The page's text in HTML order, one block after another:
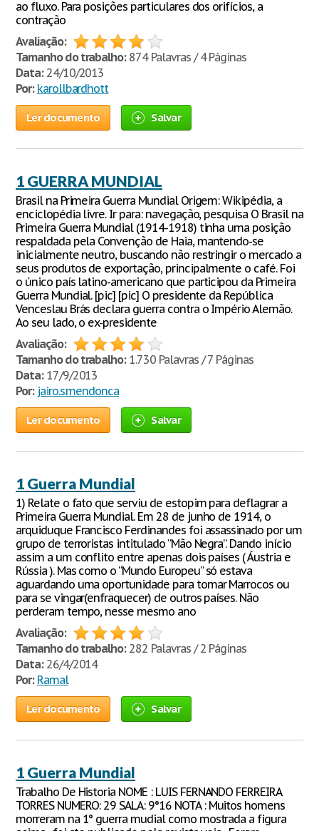
ao fluxo. Para posições particulares dos orifícios, a
contração
Avaliação:
Tamanho do trabalho:874 Palavras / 4 Páginas
Data:24/10/2013
Por: karollbardhott
Ler documento Salvar
1 GUERRA MUNDIAL
Brasil na Primeira Guerra Mundial Origem: Wikipédia, a
enciclopédia livre. Ir para: navegação, pesquisa O Brasil na
Primeira Guerra Mundial (1914-1918) tinha uma posição
respaldada pela Convenção de Haia, mantendo-se
inicialmente neutro, buscando não restringir o mercado a
seus produtos de exportação, principalmente o café. Foi
o único país latino-americano que participou da Primeira
Guerra Mundial. [pic] [pic] O presidente da República
Venceslau Brás declara guerra contra o Império Alemão.
Ao seu lado, o ex-presidente
Avaliação:
Tamanho do trabalho:1.730 Palavras / 7 Páginas
Data:17/9/2013
Por: jairo.s.mendonca
Ler documento Salvar
1 Guerra Mundial
1) Relate o fato que serviu de estopim para deflagrar a
Primeira Guerra Mundial. Em 28 de junho de 1914, o
arquiduque Francisco Ferdinandes foi assassinado por um
grupo de terroristas intitulado “Mão Negra”. Dando início
assim a um conflito entre apenas dois países ( Áustria e
Rússia ). Mas como o “Mundo Europeu” só estava
aguardando uma oportunidade para tomar Marrocos ou
para se vingar(enfraquecer) de outros países. Não
perderam tempo, nesse mesmo ano
Avaliação:
Tamanho do trabalho:282 Palavras / 2 Páginas
Data:26/4/2014
Por: Ramal
Ler documento Salvar
1 Guerra Mundial
Trabalho De Historia NOME : LUIS FERNANDO FERREIRA
TORRES NUMERO: 29 SALA: 9°16 NOTA : Muitos homens
morreram na 1° guerra mudial como mostrada a figura